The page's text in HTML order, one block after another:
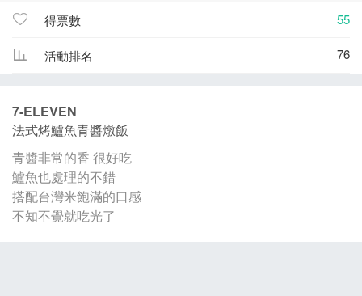
得票數 55
活動排名 76
7-ELEVEN
法式烤鱸魚青醬燉飯
青醬非常的香 很好吃
鱸魚也處理的不錯
搭配台灣米飽滿的口感
不知不覺就吃光了